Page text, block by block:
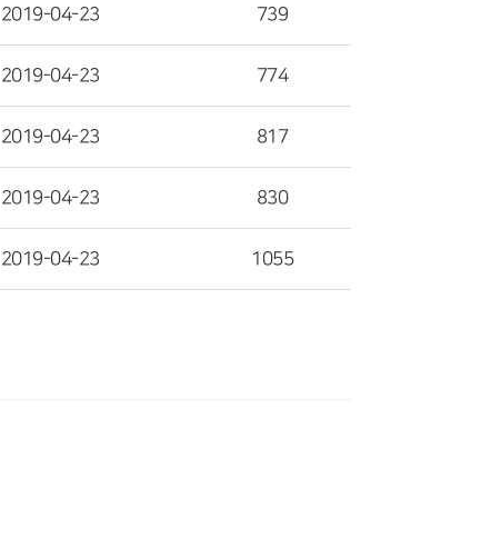
2019-04-23 739
2019-04-23 774
2019-04-23 817
2019-04-23 830
2019-04-23 1055